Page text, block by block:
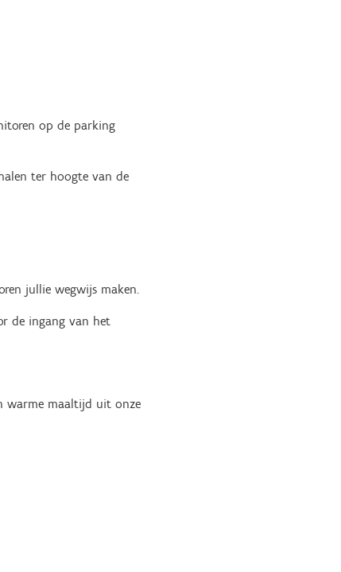
op de parking
ter hoogte van de
jullie wegwijs maken.
de ingang van het
warme maaltijd uit onze